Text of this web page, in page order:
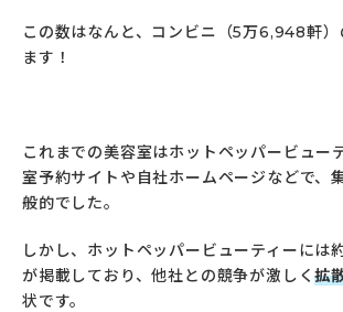
この数はなんと、コンビニ（5万6,948軒）
ます！
これまでの美容室はホットペッパービュー
室予約サイトや自社ホームページなどで、
般的でした。
しかし、ホットペッパービューティーには
が掲載しており、他社との競争が激しく拡
状です。